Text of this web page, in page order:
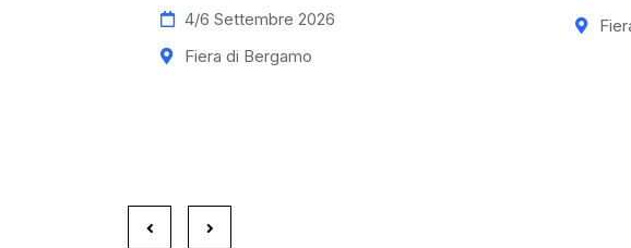
4/6 Settembre 2026
Fiera di Bergamo